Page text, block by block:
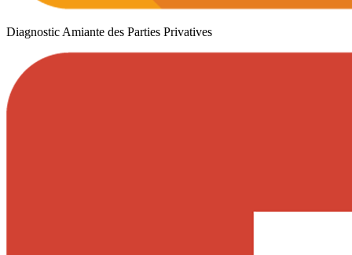
Diagnostic Amiante des Parties Privatives